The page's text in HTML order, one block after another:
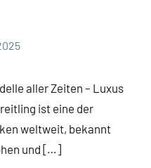
aller Zeiten – Luxus
ist eine der
weltweit, bekannt
und […]